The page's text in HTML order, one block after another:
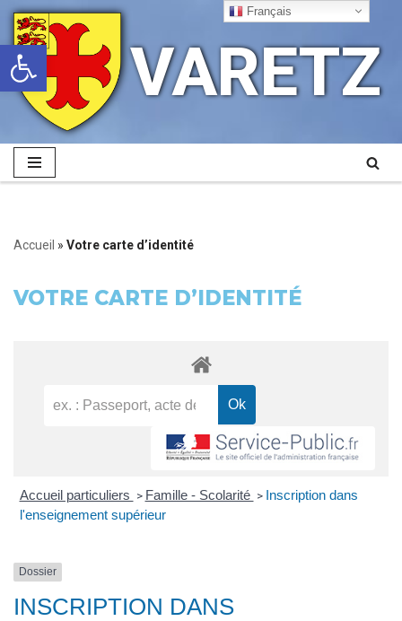
Ouvrir la barre d’outils
Aller
au
contenu
VARETZ
Accueil » Votre carte d’identité
VOTRE CARTE D’IDENTITÉ
Accueil particuliers > Famille - Scolarité > Inscription dans
l'enseignement supérieur
Dossier
INSCRIPTION DANS
Français